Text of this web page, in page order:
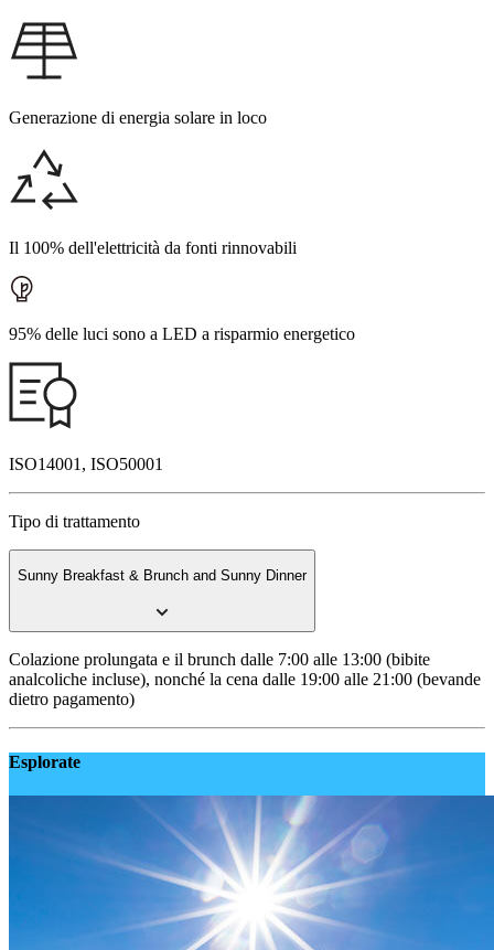
Generazione di energia solare in loco
Il 100% dell'elettricità da fonti rinnovabili
95% delle luci sono a LED a risparmio energetico
ISO14001, ISO50001
Tipo di trattamento
Sunny Breakfast & Brunch and Sunny Dinner
Colazione prolungata e il brunch dalle 7:00 alle 13:00 (bibite
analcoliche incluse), nonché la cena dalle 19:00 alle 21:00 (bevande
dietro pagamento)
Esplorate